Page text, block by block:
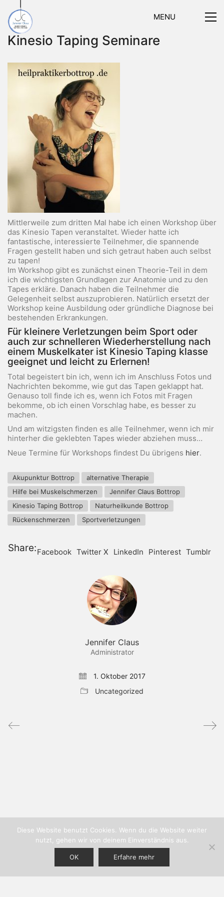
MENU
Kinesio Taping Seminare
Mittlerweile zum dritten Mal habe ich einen Workshop über
das Kinesio Tapen veranstaltet. Wieder hatte ich
fantastische, interessierte Teilnehmer, die spannende
Fragen gestellt haben und sich getraut haben auch selbst
zu tapen!
Im Workshop gibt es zunächst einen Theorie-Teil in dem
ich die wichtigsten Grundlagen zur Anatomie und zu den
Tapes erkläre. Danach haben die Teilnehmer die
Gelegenheit selbst auszuprobieren. Natürlich ersetzt der
Workshop keine Ausbildung oder gründliche Diagnose bei
bestehenden Erkrankungen.
Für kleinere Verletzungen beim Sport oder
auch zur schnelleren Wiederherstellung nach
einem Muskelkater ist Kinesio Taping klasse
geeignet und leicht zu Erlernen!
Total begeistert bin ich, wenn ich im Anschluss Fotos und
Nachrichten bekomme, wie gut das Tapen geklappt hat.
Genauso toll finde ich es, wenn ich Fotos mit Fragen
bekomme, ob ich einen Vorschlag habe, es besser zu
machen.
Und am witzigsten finden es alle Teilnehmer, wenn ich mir
hinterher die geklebten Tapes wieder abziehen muss…
Neue Termine für Workshops findest Du übrigens hier.
Akupunktur Bottrop
alternative Therapie
Hilfe bei Muskelschmerzen
Jennifer Claus Bottrop
Kinesio Taping Bottrop
Naturheilkunde Bottrop
Rückenschmerzen
Sportverletzungen
Share:Facebook Twitter X LinkedIn Pinterest Tumblr
Jennifer Claus
Administrator
1. Oktober 2017
Uncategorized
Diese Website benutzt Cookies. Wenn du die Website weiter
nutzt, gehen wir von deinem Einverständnis aus.
OK Erfahre mehr